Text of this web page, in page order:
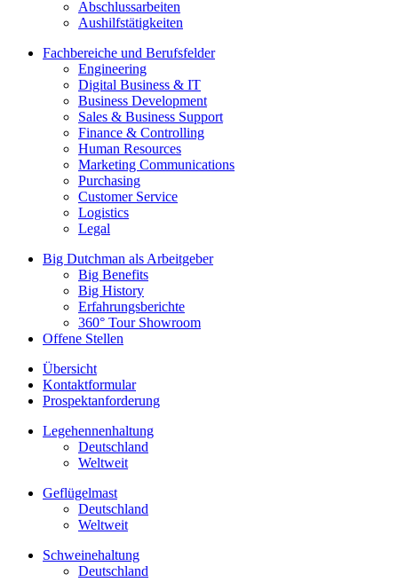
Abschlussarbeiten
Aushilfstätigkeiten
Fachbereiche und Berufsfelder
Engineering
Digital Business & IT
Business Development
Sales & Business Support
Finance & Controlling
Human Resources
Marketing Communications
Purchasing
Customer Service
Logistics
Legal
Big Dutchman als Arbeitgeber
Big Benefits
Big History
Erfahrungsberichte
360° Tour Showroom
Offene Stellen
Übersicht
Kontaktformular
Prospektanforderung
Legehennenhaltung
Deutschland
Weltweit
Geflügelmast
Deutschland
Weltweit
Schweinehaltung
Deutschland